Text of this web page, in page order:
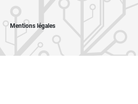
Mentions légales